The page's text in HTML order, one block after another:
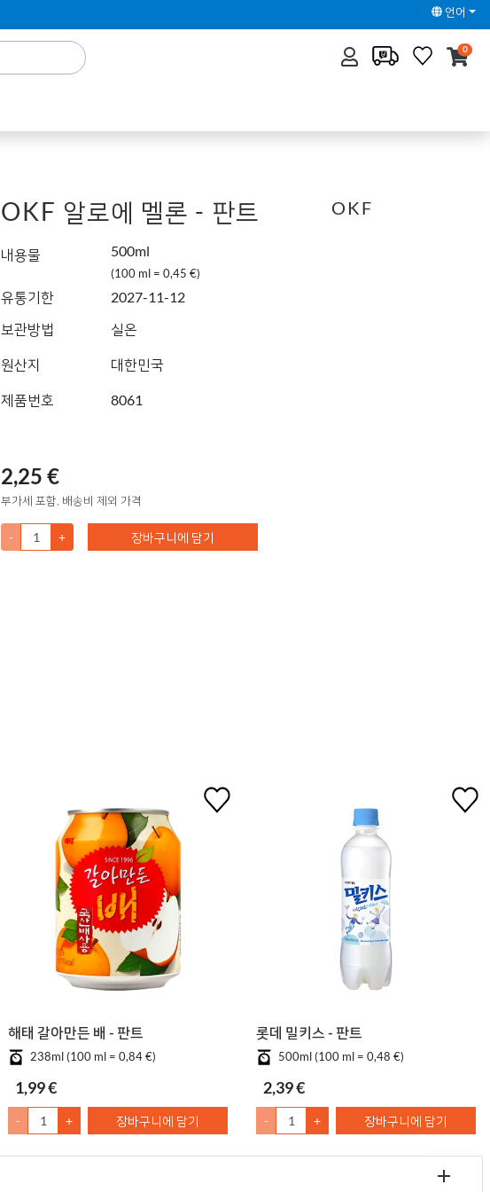
언어
0
OKF 알로에 멜론 - 판트
내용물 500ml
(100 ml = 0,45 €)
유통기한
2027-11-12
보관방법
실온
원산지 대한민국
제품번호 8061
OKF
2,25 €
부가세 포함, 배송비 제외 가격
- + 장바구니에 담기
해태 갈아만든 배 - 판트
238ml (100 ml = 0,84 €)
1,99 €
- + 장바구니에 담기
롯데 밀키스 - 판트
500ml (100 ml = 0,48 €)
2,39 €
- + 장바구니에 담기